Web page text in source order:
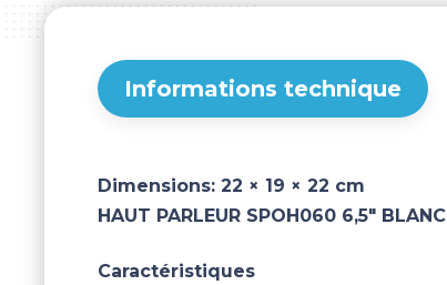
Informations technique
Dimensions: 22 × 19 × 22 cm
HAUT PARLEUR SPOH060 6,5" BLANC
Caractéristiques